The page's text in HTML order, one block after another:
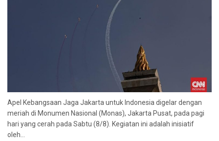
Apel Kebangsaan Jaga Jakarta untuk Indonesia digelar dengan
meriah di Monumen Nasional (Monas), Jakarta Pusat, pada pagi
hari yang cerah pada Sabtu (8/8). Kegiatan ini adalah inisiatif
oleh...